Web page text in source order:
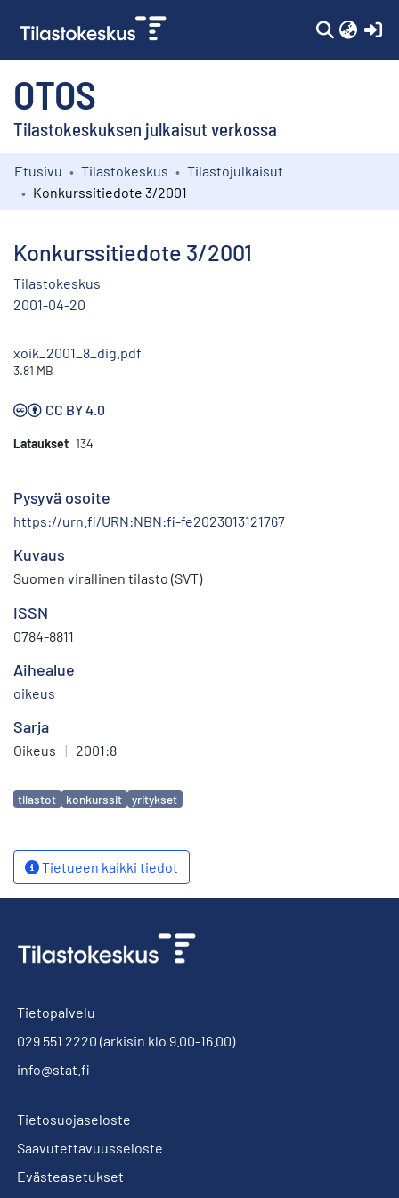
OTOS
Tilastokeskuksen julkaisut verkossa
Kokoelmat
Etusivu Tilastokeskus
Tilastojulkaisut
Konkurssitiedote 3/2001
Konkurssitiedote 3/2001
Tilastokeskus
2001-04-20
xoik_2001_8_dig.pdf
3.81 MB
CC BY 4.0
Lataukset 134
Pysyvä osoite
https://urn.fi/URN:NBN:fi-fe2023013121767
Kuvaus
Suomen virallinen tilasto (SVT)
ISSN
0784-8811
Aihealue
oikeus
Sarja
Oikeus | 2001:8
Avainsanat
tilastot konkurssit yritykset
Tietueen kaikki tiedot
Tietopalvelu
029 551 2220 (arkisin klo 9.00-16.00)
info@stat.fi
Tietosuojaseloste
Saavutettavuusseloste
Evästeasetukset